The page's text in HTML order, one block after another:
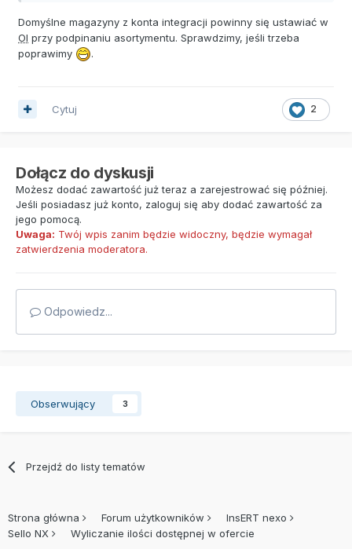
Domyślne magazyny z konta integracji powinny się ustawiać w
OI przy podpinaniu asortymentu. Sprawdzimy, jeśli trzeba
poprawimy
.
2
Cytuj
Dołącz do dyskusji
Możesz dodać zawartość już teraz a zarejestrować się później.
Jeśli posiadasz już konto, zaloguj się aby dodać zawartość za
jego pomocą.
Uwaga: Twój wpis zanim będzie widoczny, będzie wymagał
zatwierdzenia moderatora.
Odpowiedz...
Obserwujący 3
Przejdź do listy tematów
Strona główna Forum użytkowników
InsERT nexo
Sello NX
Wyliczanie ilości dostępnej w ofercie